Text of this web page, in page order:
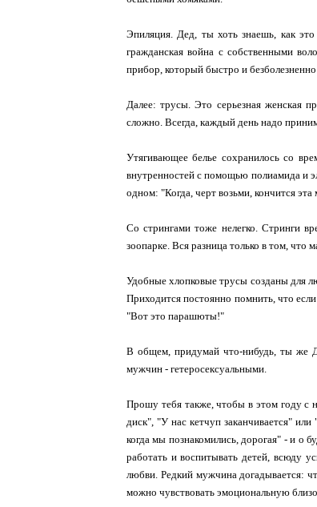
Эпиляция. Дед, ты хоть знаешь, как
гражданская война с собственными
прибор, который быстро и
Далее: трусы. Это серьезная женская
сложно. Всегда, каждый день надо
Утягивающее белье сохранилось со
внутренностей с помощью полиамида и
одном: "Когда, черт возьми, кончится эта
Со стрингами тоже нелегко. Стринги
зоопарке. Вся разница только в том, что
Удобные хлопковые трусы созданы для
Приходится постоянно помнить, что
"Вот это парашюты!"
В общем, придумай что-нибудь, ты же
мужчин - гетеросексуальными.
Прошу тебя также, чтобы в этом году с
диск", "У нас кетчуп заканчивается"
когда мы познакомились, дорогая" - и
работать и воспитывать детей, всюду
любви. Редкий мужчина догадывается:
можно чувствовать эмоциональную